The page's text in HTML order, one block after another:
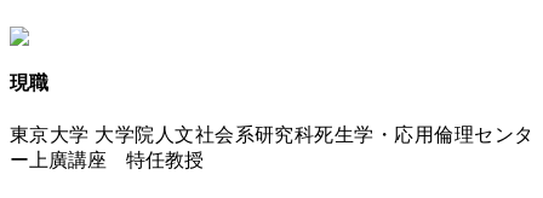
現職
東京大学 大学院人文社会系研究科死生学・応用倫理センタ
ー上廣講座 特任教授